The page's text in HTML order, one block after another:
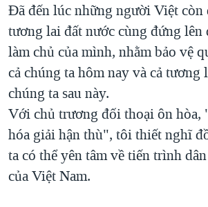
Đã đến lúc những người Việt còn
tương lai đất nước cùng đứng
làm chủ của mình, nhằm bảo vệ
cả chúng ta hôm nay và cả tương
chúng ta sau này.
Với chủ trương đối thoại ôn
hóa giải hận thù", tôi thiết nghĩ
ta có thể yên tâm về tiến trình
của Việt Nam.